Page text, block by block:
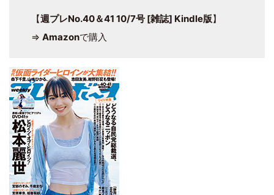
【週プレNo.40＆41 10/7号 [雑誌] Kindle版】
⇒ Amazonで購入